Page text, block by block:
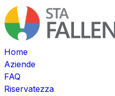
Home
Aziende
FAQ
Riservatezza